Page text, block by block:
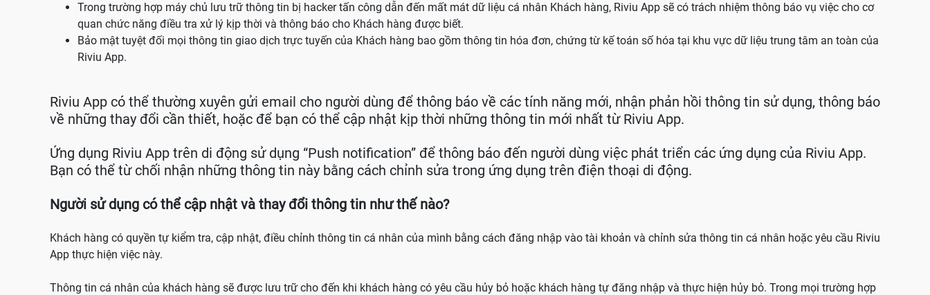
Trong trường hợp máy chủ lưu trữ thông tin bị hacker tấn công dẫn đến mất mát dữ liệu cá nhân Khách hàng, Riviu App sẽ có trách nhiệm thông báo vụ việc cho cơ
quan chức năng điều tra xử lý kịp thời và thông báo cho Khách hàng được biết.
Bảo mật tuyệt đối mọi thông tin giao dịch trực tuyến của Khách hàng bao gồm thông tin hóa đơn, chứng từ kế toán số hóa tại khu vực dữ liệu trung tâm an toàn của
Riviu App.
Riviu App có thể thường xuyên gửi email cho người dùng để thông báo về các tính năng mới, nhận phản hồi thông tin sử dụng, thông báo
về những thay đổi cần thiết, hoặc để bạn có thể cập nhật kịp thời những thông tin mới nhất từ Riviu App.
Ứng dụng Riviu App trên di động sử dụng “Push notification” để thông báo đến người dùng việc phát triển các ứng dụng của Riviu App.
Bạn có thể từ chối nhận những thông tin này bằng cách chỉnh sửa trong ứng dụng trên điện thoại di động.
Người sử dụng có thể cập nhật và thay đổi thông tin như thế nào?
Khách hàng có quyền tự kiểm tra, cập nhật, điều chỉnh thông tin cá nhân của mình bằng cách đăng nhập vào tài khoản và chỉnh sửa thông tin cá nhân hoặc yêu cầu Riviu
App thực hiện việc này.
Thông tin cá nhân của khách hàng sẽ được lưu trữ cho đến khi khách hàng có yêu cầu hủy bỏ hoặc khách hàng tự đăng nhập và thực hiện hủy bỏ. Trong mọi trường hợp